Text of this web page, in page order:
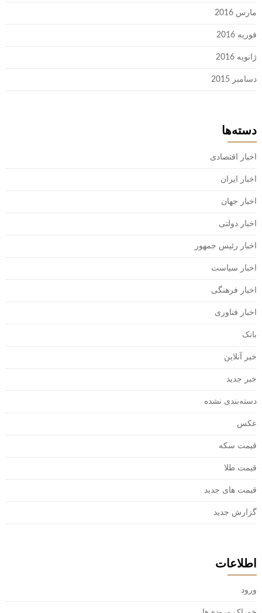
مارس 2016
فوریه 2016
ژانویه 2016
دسامبر 2015
دسته‌ها
اخبار اقتصادی
اخبار ایران
اخبار جهان
اخبار دولتی
اخبار رئیس جمهور
اخبار سیاست
اخبار فرهنگی
اخبار فناوری
بانک
خبر آنلاین
خبر جدید
دسته‌بندی نشده
عکس
قیمت سکه
قیمت طلا
قیمت های جدید
گزارش جدید
اطلاعات
ورود